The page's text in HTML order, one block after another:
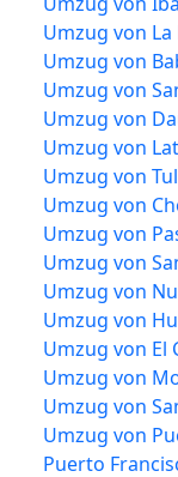
Umzug von
Umzug von
Umzug von
Umzug von
Umzug von
Umzug von
Umzug von
Umzug von
Umzug von
Umzug von
Umzug von
Umzug von El
Umzug von
Umzug von
Umzug von
Puerto